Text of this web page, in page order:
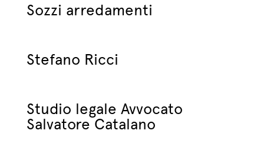
Sozzi arredamenti
Stefano Ricci
Studio legale Avvocato
Salvatore Catalano